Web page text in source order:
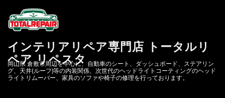
インテリアリペア専門店 トータルリ
ペア リペスタ
岡山県 倉敷市周辺を中心に、自動車のシート、ダッシュボード、ステアリン
グ、天井(ルーフ)等の内装関係、次世代のヘッドライトコーティングのヘッド
ライトリムーバー、家具のソファや椅子の修理を行っております。